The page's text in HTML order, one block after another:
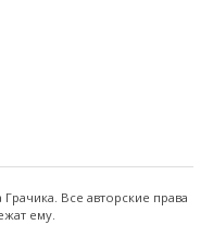
Все авторские права
ему.